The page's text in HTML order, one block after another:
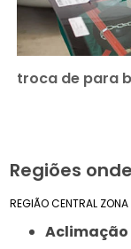
troca de para
Regiões
REGIÃO CENTRAL ZONA
Aclimação